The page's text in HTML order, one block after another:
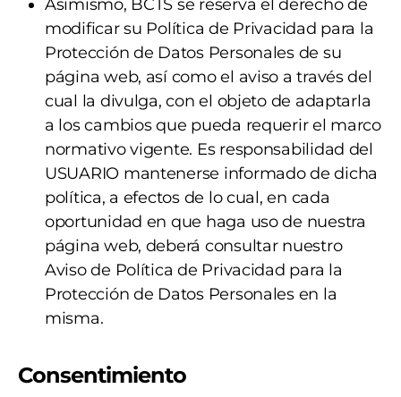
Asimismo, BCTS se reserva el derecho de
modificar su Política de Privacidad para la
Protección de Datos Personales de su
página web, así como el aviso a través del
cual la divulga, con el objeto de adaptarla
a los cambios que pueda requerir el marco
normativo vigente. Es responsabilidad del
USUARIO mantenerse informado de dicha
política, a efectos de lo cual, en cada
oportunidad en que haga uso de nuestra
página web, deberá consultar nuestro
Aviso de Política de Privacidad para la
Protección de Datos Personales en la
misma.
Consentimiento